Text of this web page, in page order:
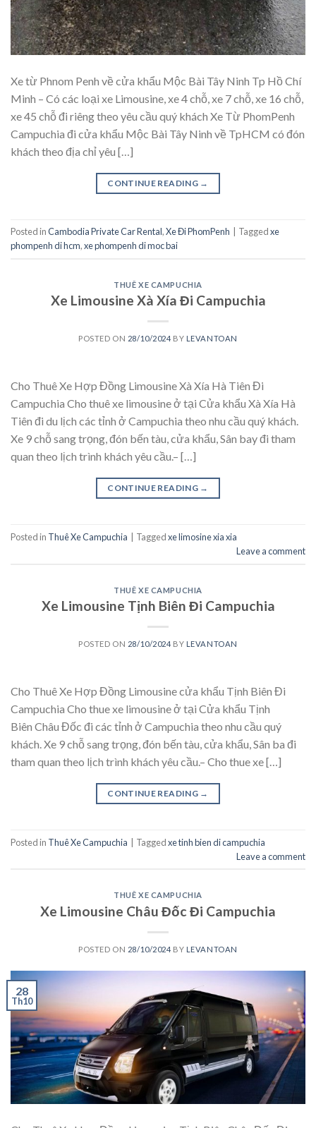
Xe từ Phnom Penh về cửa khẩu Mộc Bài Tây Ninh Tp Hồ Chí
Minh – Có các loại xe Limousine, xe 4 chỗ, xe 7 chỗ, xe 16 chỗ,
xe 45 chỗ đi riêng theo yêu cầu quý khách Xe Từ PhomPenh
Campuchia đi cửa khẩu Mộc Bài Tây Ninh về TpHCM có đón
khách theo địa chỉ yêu […]
CONTINUE READING →
Posted inCambodia Private Car Rental,Xe Đi PhomPenh Taggedxe
phompenh di hcm,xe phompenh di moc bai
THUÊ XE CAMPUCHIA
Xe Limousine Xà Xía Đi Campuchia
POSTED ON 28/10/2024 BY LEVANTOAN
Cho Thuê Xe Hợp Đồng Limousine Xà Xía Hà Tiên Đi
Campuchia Cho thuê xe limousine ở tại Cửa khẩu Xà Xía Hà
Tiên đi du lịch các tỉnh ở Campuchia theo nhu cầu quý khách.
Xe 9 chỗ sang trọng, đón bến tàu, cửa khẩu, Sân bay đi tham
quan theo lịch trình khách yêu cầu.– […]
CONTINUE READING →
Posted in Thuê Xe Campuchia Taggedxe limosine xia xia
Leave a comment
THUÊ XE CAMPUCHIA
Xe Limousine Tịnh Biên Đi Campuchia
POSTED ON 28/10/2024 BY LEVANTOAN
Cho Thuê Xe Hợp Đồng Limousine cửa khẩu Tịnh Biên Đi
Campuchia Cho thue xe limousine ở tại Cửa khẩu Tịnh
Biên Châu Đốc đi các tỉnh ở Campuchia theo nhu cầu quý
khách. Xe 9 chỗ sang trọng, đón bến tàu, cửa khẩu, Sân ba đi
tham quan theo lịch trình khách yêu cầu.– Cho thue xe […]
CONTINUE READING →
Posted in Thuê Xe Campuchia | Taggedxe tinh bien di campuchia
Leave a comment
THUÊ XE CAMPUCHIA
Xe Limousine Châu Đốc Đi Campuchia
POSTED ON 28/10/2024 BY LEVANTOAN
28
Th10